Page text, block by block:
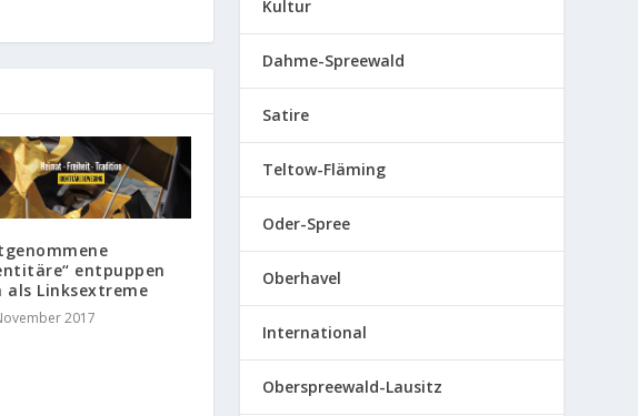
entpuppen
als Linksextreme
2017
Kultur
Dahme-Spreewald
Satire
Teltow-Fläming
Oder-Spree
Oberhavel
International
Oberspreewald-Lausitz